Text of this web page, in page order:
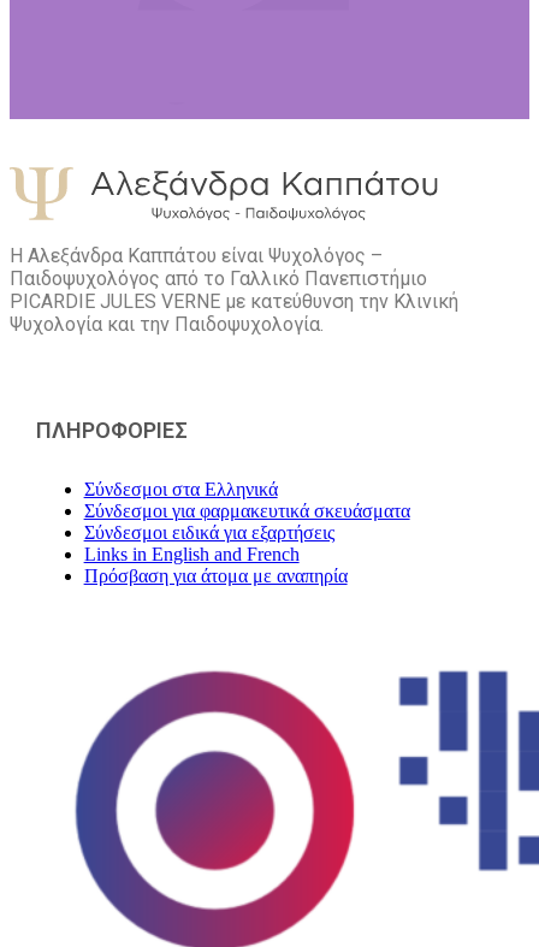
Η Αλεξάνδρα Καππάτου είναι Ψυχολόγος –
Παιδοψυχολόγος από το Γαλλικό Πανεπιστήμιο
PICARDIE JULES VERNE με κατεύθυνση την Kλινική
Ψυχολογία και την Παιδοψυχολογία.
ΠΛΗΡΟΦΟΡΙΕΣ
Σύνδεσμοι στα Ελληνικά
Σύνδεσμοι για φαρμακευτικά σκευάσματα
Σύνδεσμοι ειδικά για εξαρτήσεις
Links in English and French
Πρόσβαση για άτομα με αναπηρία